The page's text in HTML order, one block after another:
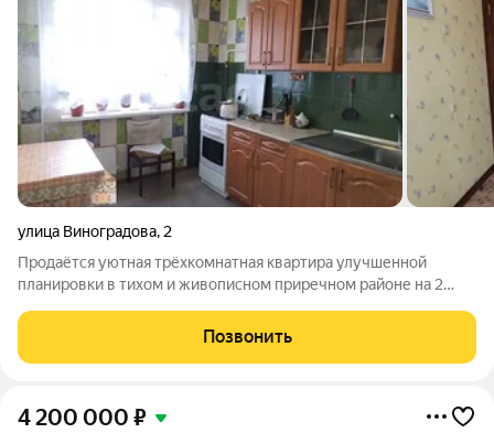
улица Виноградова, 2
Продаётся уютная трёхкомнатная квартира улучшенной
планировки в тихом и живописном приречном районе на 2
приватность и развитую инфраструктуру. Ключевые
преимущества: Планировка: Все три комнаты
Позвонить
4 200 000 ₽